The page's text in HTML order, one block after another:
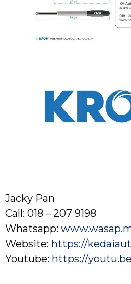
Jacky Pan
Call: 018 – 207 9198
Whatsapp:
Website: https://
Youtube: https://